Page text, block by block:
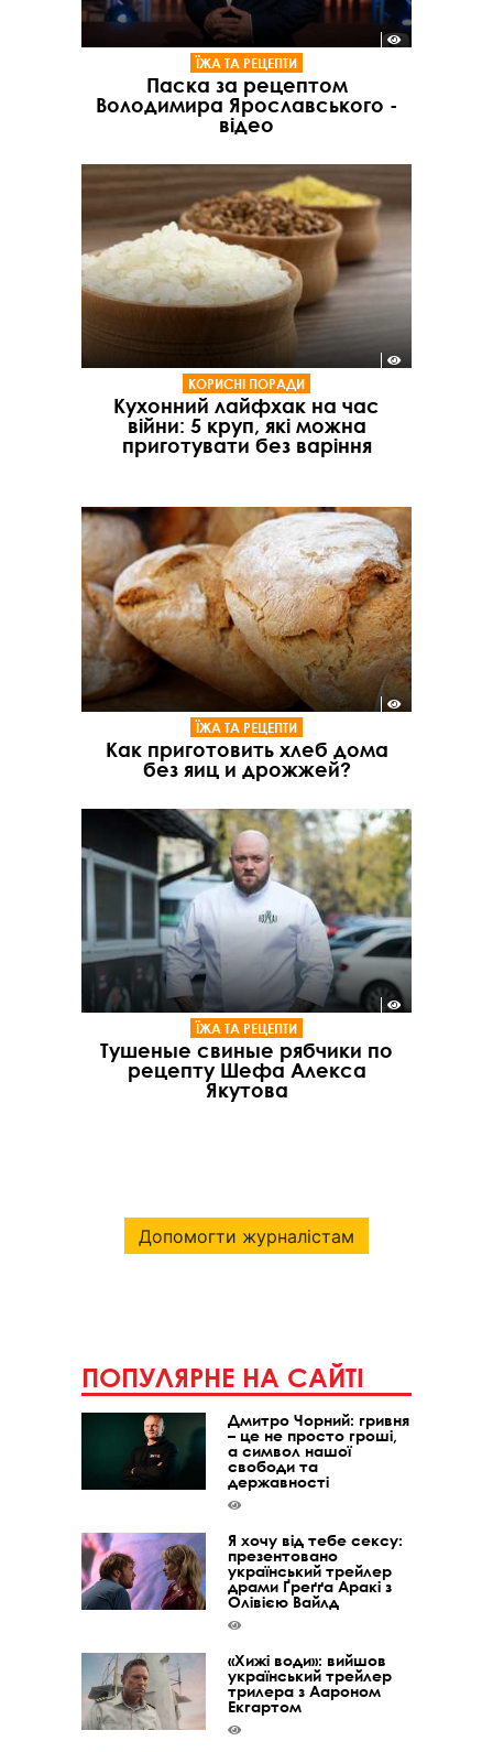
ЇЖА ТА РЕЦЕПТИ
Паска за рецептом
Володимира Ярославського -
відео
КОРИСНІ ПОРАДИ
Кухонний лайфхак на час
війни: 5 круп, які можна
приготувати без варіння
ЇЖА ТА РЕЦЕПТИ
Как приготовить хлеб дома
без яиц и дрожжей?
ЇЖА ТА РЕЦЕПТИ
Тушеные свиные рябчики по
рецепту Шефа Алекса
Якутова
Допомогти журналістам
ПОПУЛЯРНЕ НА САЙТІ
Дмитро Чорний: гривня
– це не просто гроші,
а символ нашої
свободи та
державності
Я хочу від тебе сексу:
презентовано
український трейлер
драми Ґреґґа Аракі з
Олівією Вайлд
«Хижі води»: вийшов
український трейлер
трилера з Аароном
Екгартом